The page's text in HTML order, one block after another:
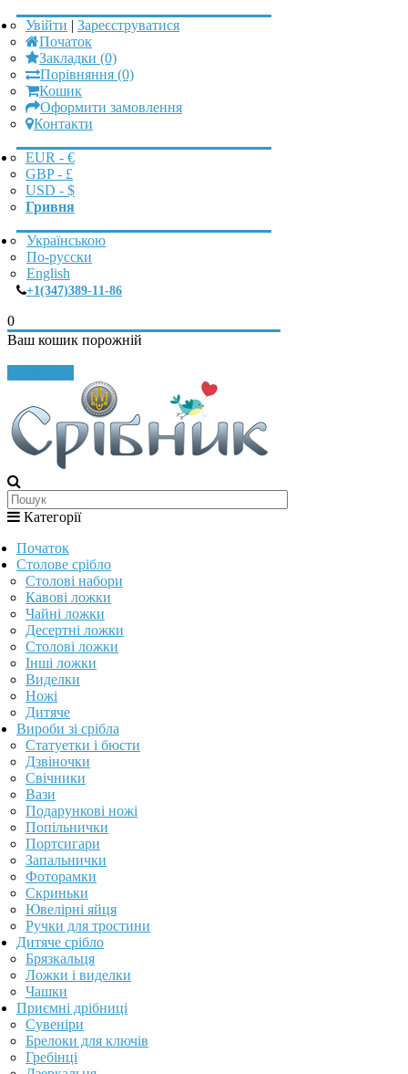
Увійти | Зареєструватися
Початок
Закладки (0)
Порівняння (0)
Кошик
Оформити замовлення
Контакти
EUR - €
GBP - £
USD - $
Гривня
Українською
По-русски
English
+1(347)389-11-86
0
Ваш кошик порожній
Категорії
Початок
Столове срібло
Столові набори
Кавові ложки
Чайні ложки
Десертні ложки
Столові ложки
Інші ложки
Виделки
Ножі
Дитяче
Вироби зі срібла
Статуетки і бюсти
Дзвіночки
Свічники
Вази
Подарункові ножі
Попільнички
Портсигари
Запальнички
Фоторамки
Скриньки
Ювелірні яйця
Ручки для тростини
Дитяче срібло
Брязкальця
Ложки і виделки
Чашки
Приємні дрібниці
Сувеніри
Брелоки для ключів
Гребінці